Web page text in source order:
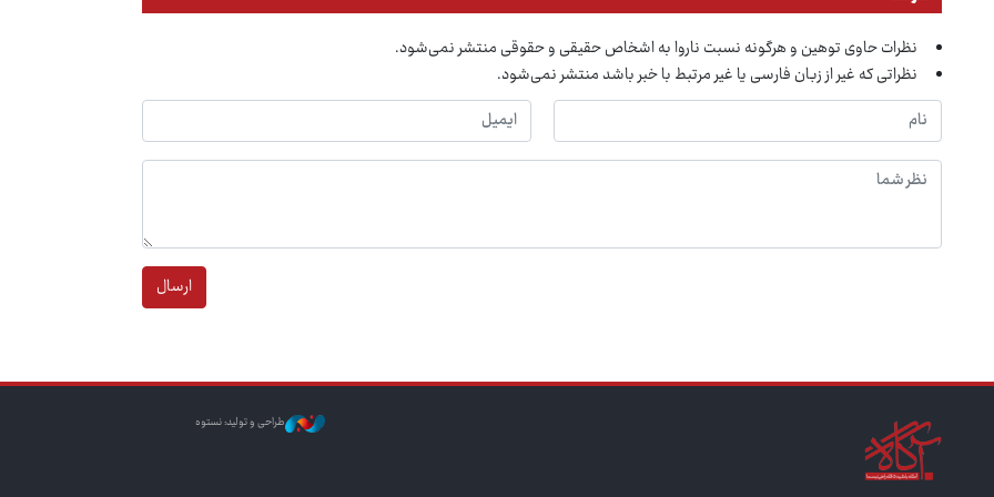
نظرات حاوی توهین و هرگونه نسبت ناروا به اشخاص حقیقی و حقوقی منتشر نمی‌شود.
نظراتی که غیر از زبان فارسی یا غیر مرتبط با خبر باشد منتشر نمی‌شود.
ارسال
طراحی و تولید: نستوه